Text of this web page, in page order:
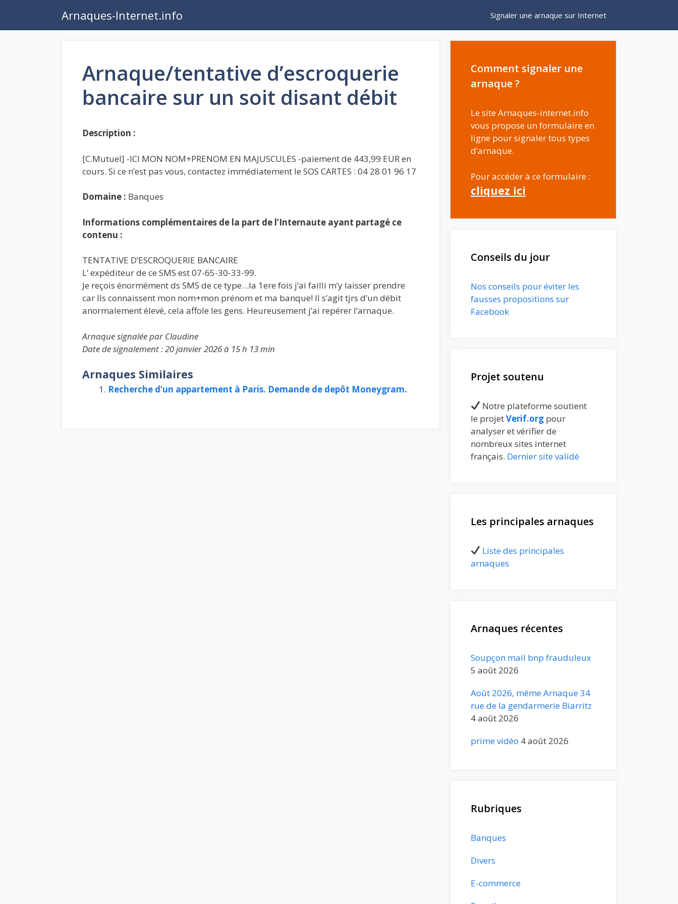
contenu
Arnaques-Internet.info Signaler une arnaque sur Internet
Arnaque/tentative d’escroquerie
bancaire sur un soit disant débit
Description :
[C.Mutuel] -ICI MON NOM+PRENOM EN MAJUSCULES -paiement de 443,99 EUR en
cours. Si ce n’est pas vous, contactez immédiatement le SOS CARTES : 04 28 01 96 17
Domaine : Banques
Informations complémentaires de la part de l’Internaute ayant partagé ce
contenu :
TENTATIVE D’ESCROQUERIE BANCAIRE
L’ expéditeur de ce SMS est 07-65-30-33-99.
Je reçois énormément ds SMS de ce type…la 1ere fois j’ai failli m’y laisser prendre
car Ils connaissent mon nom+mon prénom et ma banque! Il s’agit tjrs d’un débit
anormalement élevé, cela affole les gens. Heureusement j’ai repérer l’arnaque.
Arnaque signalée par Claudine
Date de signalement : 20 janvier 2026 à 15 h 13 min
Arnaques Similaires
Recherche d’un appartement à Paris. Demande de depôt Moneygram.
Comment signaler une
arnaque ?
Le site Arnaques-internet.info
vous propose un formulaire en
ligne pour signaler tous types
d’arnaque.
Pour accéder à ce formulaire :
cliquez ici
Conseils du jour
Nos conseils pour éviter les
fausses propositions sur
Facebook
Projet soutenu
Notre plateforme soutient
le projetVerif.org pour
analyser et vérifier de
nombreux sites internet
français. Dernier site validé
Les principales arnaques
Liste des principales
arnaques
Arnaques récentes
Soupçon mail bnp frauduleux
5 août 2026
Août 2026, même Arnaque 34
rue de la gendarmerie Biarritz
4 août 2026
prime vidéo 4 août 2026
Rubriques
Banques
Divers
E-commerce